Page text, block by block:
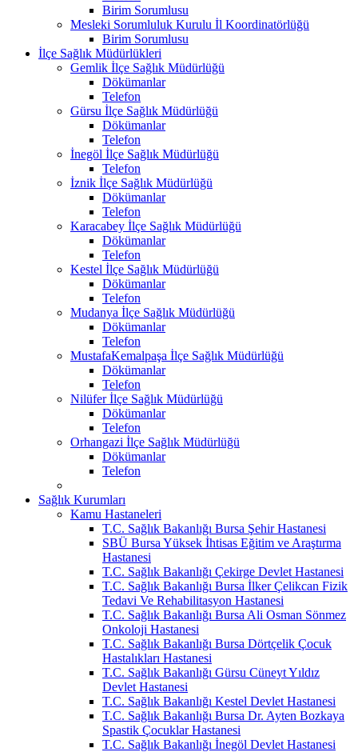
Birim Sorumlusu
Mesleki Sorumluluk Kurulu İl Koordinatörlüğü
Birim Sorumlusu
İlçe Sağlık Müdürlükleri
Gemlik İlçe Sağlık Müdürlüğü
Dökümanlar
Telefon
Gürsu İlçe Sağlık Müdürlüğü
Dökümanlar
Telefon
İnegöl İlçe Sağlık Müdürlüğü
Telefon
İznik İlçe Sağlık Müdürlüğü
Dökümanlar
Telefon
Karacabey İlçe Sağlık Müdürlüğü
Dökümanlar
Telefon
Kestel İlçe Sağlık Müdürlüğü
Dökümanlar
Telefon
Mudanya İlçe Sağlık Müdürlüğü
Dökümanlar
Telefon
MustafaKemalpaşa İlçe Sağlık Müdürlüğü
Dökümanlar
Telefon
Nilüfer İlçe Sağlık Müdürlüğü
Dökümanlar
Telefon
Orhangazi İlçe Sağlık Müdürlüğü
Dökümanlar
Telefon
Sağlık Kurumları
Kamu Hastaneleri
T.C. Sağlık Bakanlığı Bursa Şehir Hastanesi
SBÜ Bursa Yüksek İhtisas Eğitim ve Araştırma
Hastanesi
T.C. Sağlık Bakanlığı Çekirge Devlet Hastanesi
T.C. Sağlık Bakanlığı Bursa İlker Çelikcan Fizik
Tedavi Ve Rehabilitasyon Hastanesi
T.C. Sağlık Bakanlığı Bursa Ali Osman Sönmez
Onkoloji Hastanesi
T.C. Sağlık Bakanlığı Bursa Dörtçelik Çocuk
Hastalıkları Hastanesi
T.C. Sağlık Bakanlığı Gürsu Cüneyt Yıldız
Devlet Hastanesi
T.C. Sağlık Bakanlığı Kestel Devlet Hastanesi
T.C. Sağlık Bakanlığı Bursa Dr. Ayten Bozkaya
Spastik Çocuklar Hastanesi
T.C. Sağlık Bakanlığı İnegöl Devlet Hastanesi